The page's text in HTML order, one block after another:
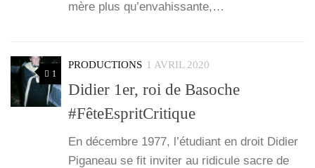
mère plus qu’en­va­his­sante,…
1
PRODUCTIONS 1 AVRIL 2020
Didier 1er, roi de Basoche
#FêteEspritCritique
En décembre 1977, l’é­tu­diant en droit Didier
Piga­neau se fit invi­ter au ridi­cule sacre de